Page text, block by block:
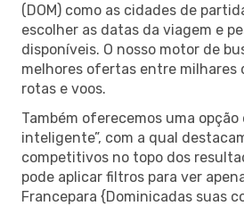
(DOM) como as cidades de
escolher as datas da viagem e
disponíveis. O nosso motor de
melhores ofertas entre milhares
rotas e voos.
Também oferecemos uma opção
inteligente”, com a qual
competitivos no topo dos
pode aplicar filtros para ver
Francepara {Dominicadas suas